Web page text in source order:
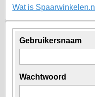
Gebruikersnaam
Wachtwoord
Wat is Spaarwinkelen.nl